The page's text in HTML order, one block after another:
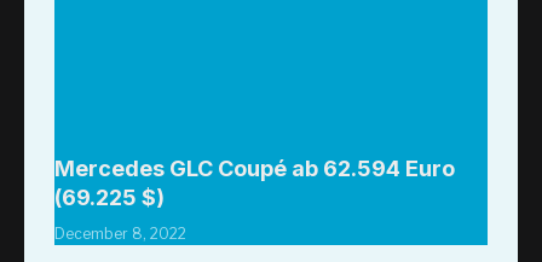
Mercedes GLC Coupé ab 62.594 Euro
(69.225 $)
December 8, 2022